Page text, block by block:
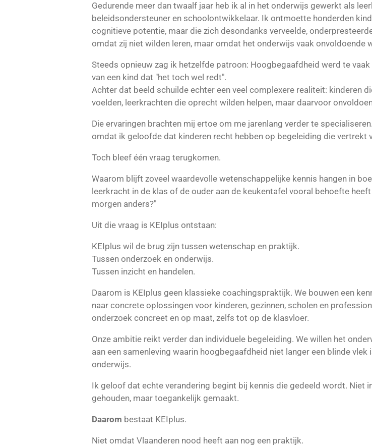
Gedurende meer dan twaalf jaar heb ik al in het onderwijs gewerkt als
beleidsondersteuner en schoolontwikkelaar. Ik ontmoette honderden
cognitieve potentie, maar die zich desondanks verveelde,
omdat zij niet wilden leren, maar omdat het onderwijs vaak onvoldoende
Steeds opnieuw zag ik hetzelfde patroon: Hoogbegaafdheid werd te
van een kind dat "het toch wel redt".
Achter dat beeld schuilde echter een veel complexere realiteit: kinderen
voelden, leerkrachten die oprecht wilden helpen, maar daarvoor
Die ervaringen brachten mij ertoe om me jarenlang verder te
omdat ik geloofde dat kinderen recht hebben op begeleiding die vertrekt
Toch bleef één vraag terugkomen.
Waarom blijft zoveel waardevolle wetenschappelijke kennis hangen in
leerkracht in de klas of de ouder aan de keukentafel vooral behoefte
morgen anders?"
Uit die vraag is KEIplus ontstaan:
KEIplus wil de brug zijn tussen wetenschap en praktijk.
Tussen onderzoek en onderwijs.
Tussen inzicht en handelen.
Daarom is KEIplus geen klassieke coachingspraktijk. We bouwen een
naar concrete oplossingen voor kinderen, gezinnen, scholen en
onderzoek concreet en op maat, zelfs tot op de klasvloer.
Onze ambitie reikt verder dan individuele begeleiding. We willen het
aan een samenleving waarin hoogbegaafdheid niet langer een blinde
onderwijs.
Ik geloof dat echte verandering begint bij kennis die gedeeld wordt. Niet
gehouden, maar toegankelijk gemaakt.
Daarom bestaat KEIplus.
Niet omdat Vlaanderen nood heeft aan nog een praktijk.